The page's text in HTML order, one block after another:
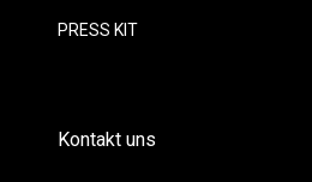
PRESS KIT
Kontakt uns